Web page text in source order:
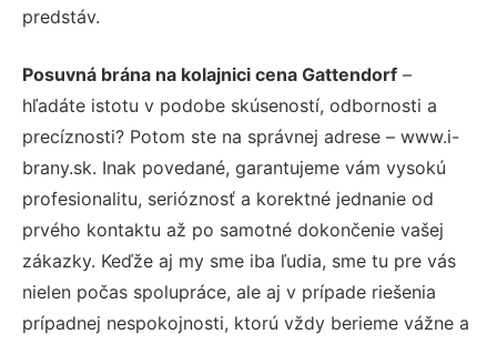
predstáv.
Posuvná brána na kolajnici cena Gattendorf –
hľadáte istotu v podobe skúseností, odbornosti a
precíznosti? Potom ste na správnej adrese – www.i-
brany.sk. Inak povedané, garantujeme vám vysokú
profesionalitu, serióznosť a korektné jednanie od
prvého kontaktu až po samotné dokončenie vašej
zákazky. Keďže aj my sme iba ľudia, sme tu pre vás
nielen počas spolupráce, ale aj v prípade riešenia
prípadnej nespokojnosti, ktorú vždy berieme vážne a